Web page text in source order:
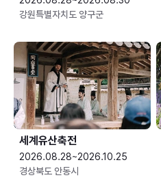
강원특별자치도 양구군
세계유산축전
2026.08.28~2026.10.25
경상북도 안동시